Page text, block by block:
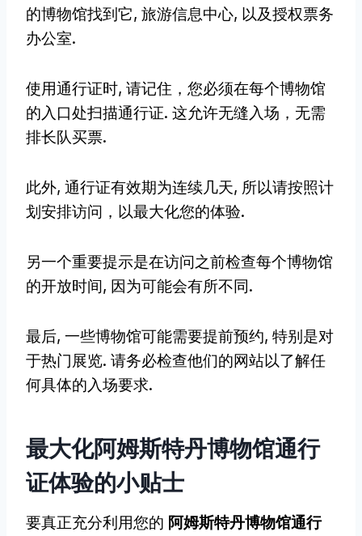
的博物馆找到它, 旅游信息中心, 以及授权票务
办公室.
使用通行证时, 请记住，您必须在每个博物馆
的入口处扫描通行证. 这允许无缝入场，无需
排长队买票.
此外, 通行证有效期为连续几天, 所以请按照计
划安排访问，以最大化您的体验.
另一个重要提示是在访问之前检查每个博物馆
的开放时间, 因为可能会有所不同.
最后, 一些博物馆可能需要提前预约, 特别是对
于热门展览. 请务必检查他们的网站以了解任
何具体的入场要求.
最大化阿姆斯特丹博物馆通行
证体验的小贴士
要真正充分利用您的 阿姆斯特丹博物馆通行